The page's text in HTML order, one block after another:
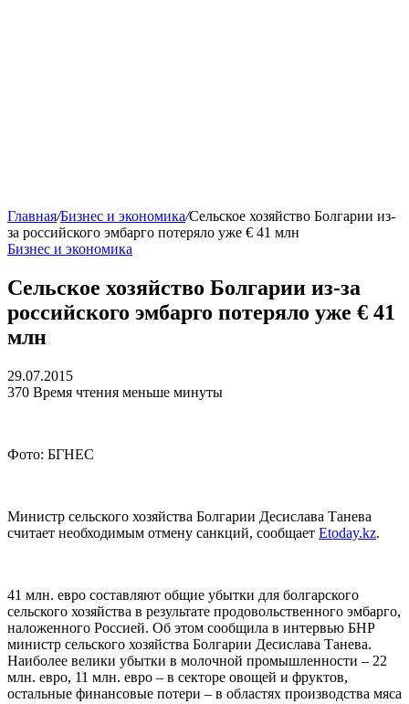
Главная/Бизнес и экономика/Сельское хозяйство Болгарии из-
за российского эмбарго потеряло уже € 41 млн
Бизнес и экономика
Сельское хозяйство Болгарии из-за
российского эмбарго потеряло уже € 41
млн
29.07.2015
370 Время чтения меньше минуты
Фото: БГНЕС
Министр сельского хозяйства Болгарии Десислава Танева
считает необходимым отмену санкций, сообщает Etoday.kz.
41 млн. евро составляют общие убытки для болгарского
сельского хозяйства в результате продовольственного эмбарго,
наложенного Россией. Об этом сообщила в интервью БНР
министр сельского хозяйства Болгарии Десислава Танева.
Наиболее велики убытки в молочной промышленности – 22
млн. евро, 11 млн. евро – в секторе овощей и фруктов,
остальные финансовые потери – в областях производства мяса